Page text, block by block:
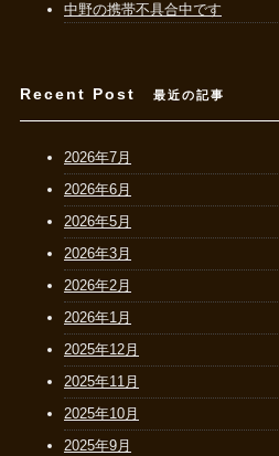
中野の携帯不具合中です
Recent Post 最近の記事
2026年7月
2026年6月
2026年5月
2026年3月
2026年2月
2026年1月
2025年12月
2025年11月
2025年10月
2025年9月